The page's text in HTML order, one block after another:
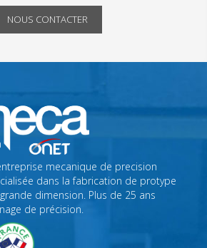
NOUS CONTACTER
mecanique de precision
dans la fabrication de protype
dimension. Plus de 25 ans
de précision.